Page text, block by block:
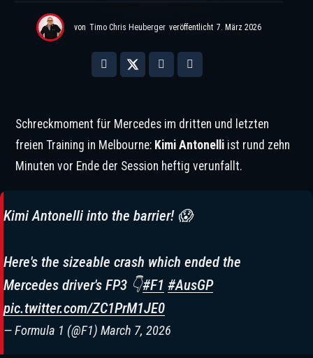
von Timo Chris Heuberger veröffentlicht 7. März 2026
Schreckmoment für Mercedes im dritten und letzten
freien Training in Melbourne: Kimi Antonelli ist rund zehn
Minuten vor Ende der Session heftig verunfallt.
Kimi Antonelli into the barrier! 😱
Here's the sizeable crash which ended the
Mercedes driver's FP3 👇#F1 #AusGP
pic.twitter.com/ZC1PrM1JE0
— Formula 1 (@F1) March 7, 2026